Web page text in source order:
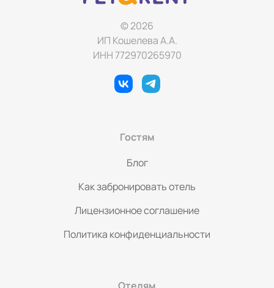
© 2026
ИП Кошелева А.А.
ИНН 772970265970
Гостям
Блог
Как забронировать отель
Лицензионное соглашение
Политика конфиденциальности